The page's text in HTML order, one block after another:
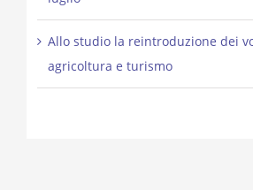
Allo studio la reintroduzione dei
agricoltura e turismo